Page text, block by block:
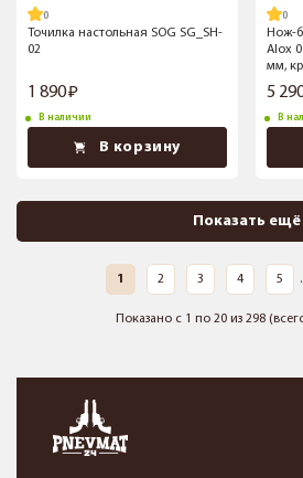
Точилка настольная SOG SG_SH-
02
1 890
В наличии
В корзину
Нож-
Alox
мм,
5
В
Показать ещё
1 2 3 4 5
Показано с 1 по 20 из 298